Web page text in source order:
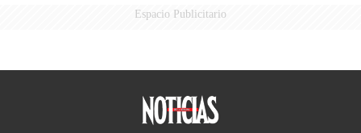
Espacio Publicitario